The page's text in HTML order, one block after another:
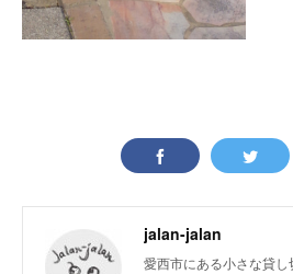
jalan-jalan
愛西市にある小さな貸